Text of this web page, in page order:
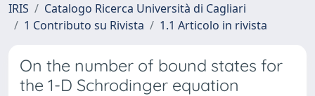
IRIS
Catalogo Ricerca Università di Cagliari
1 Contributo su Rivista
1.1 Articolo in rivista
On the number of bound states for
the 1-D Schrodinger equation